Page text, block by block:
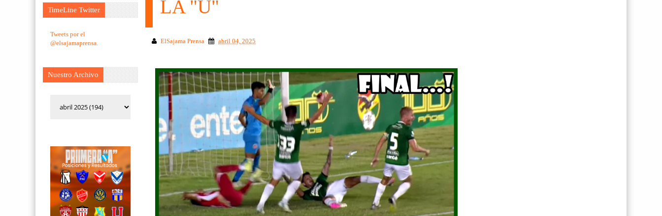
TimeLine Twitter
Tweets por el
@elsajamaprensa.
Nuestro Archivo
LA "U"
ElSajama Prensa abril 04, 2025